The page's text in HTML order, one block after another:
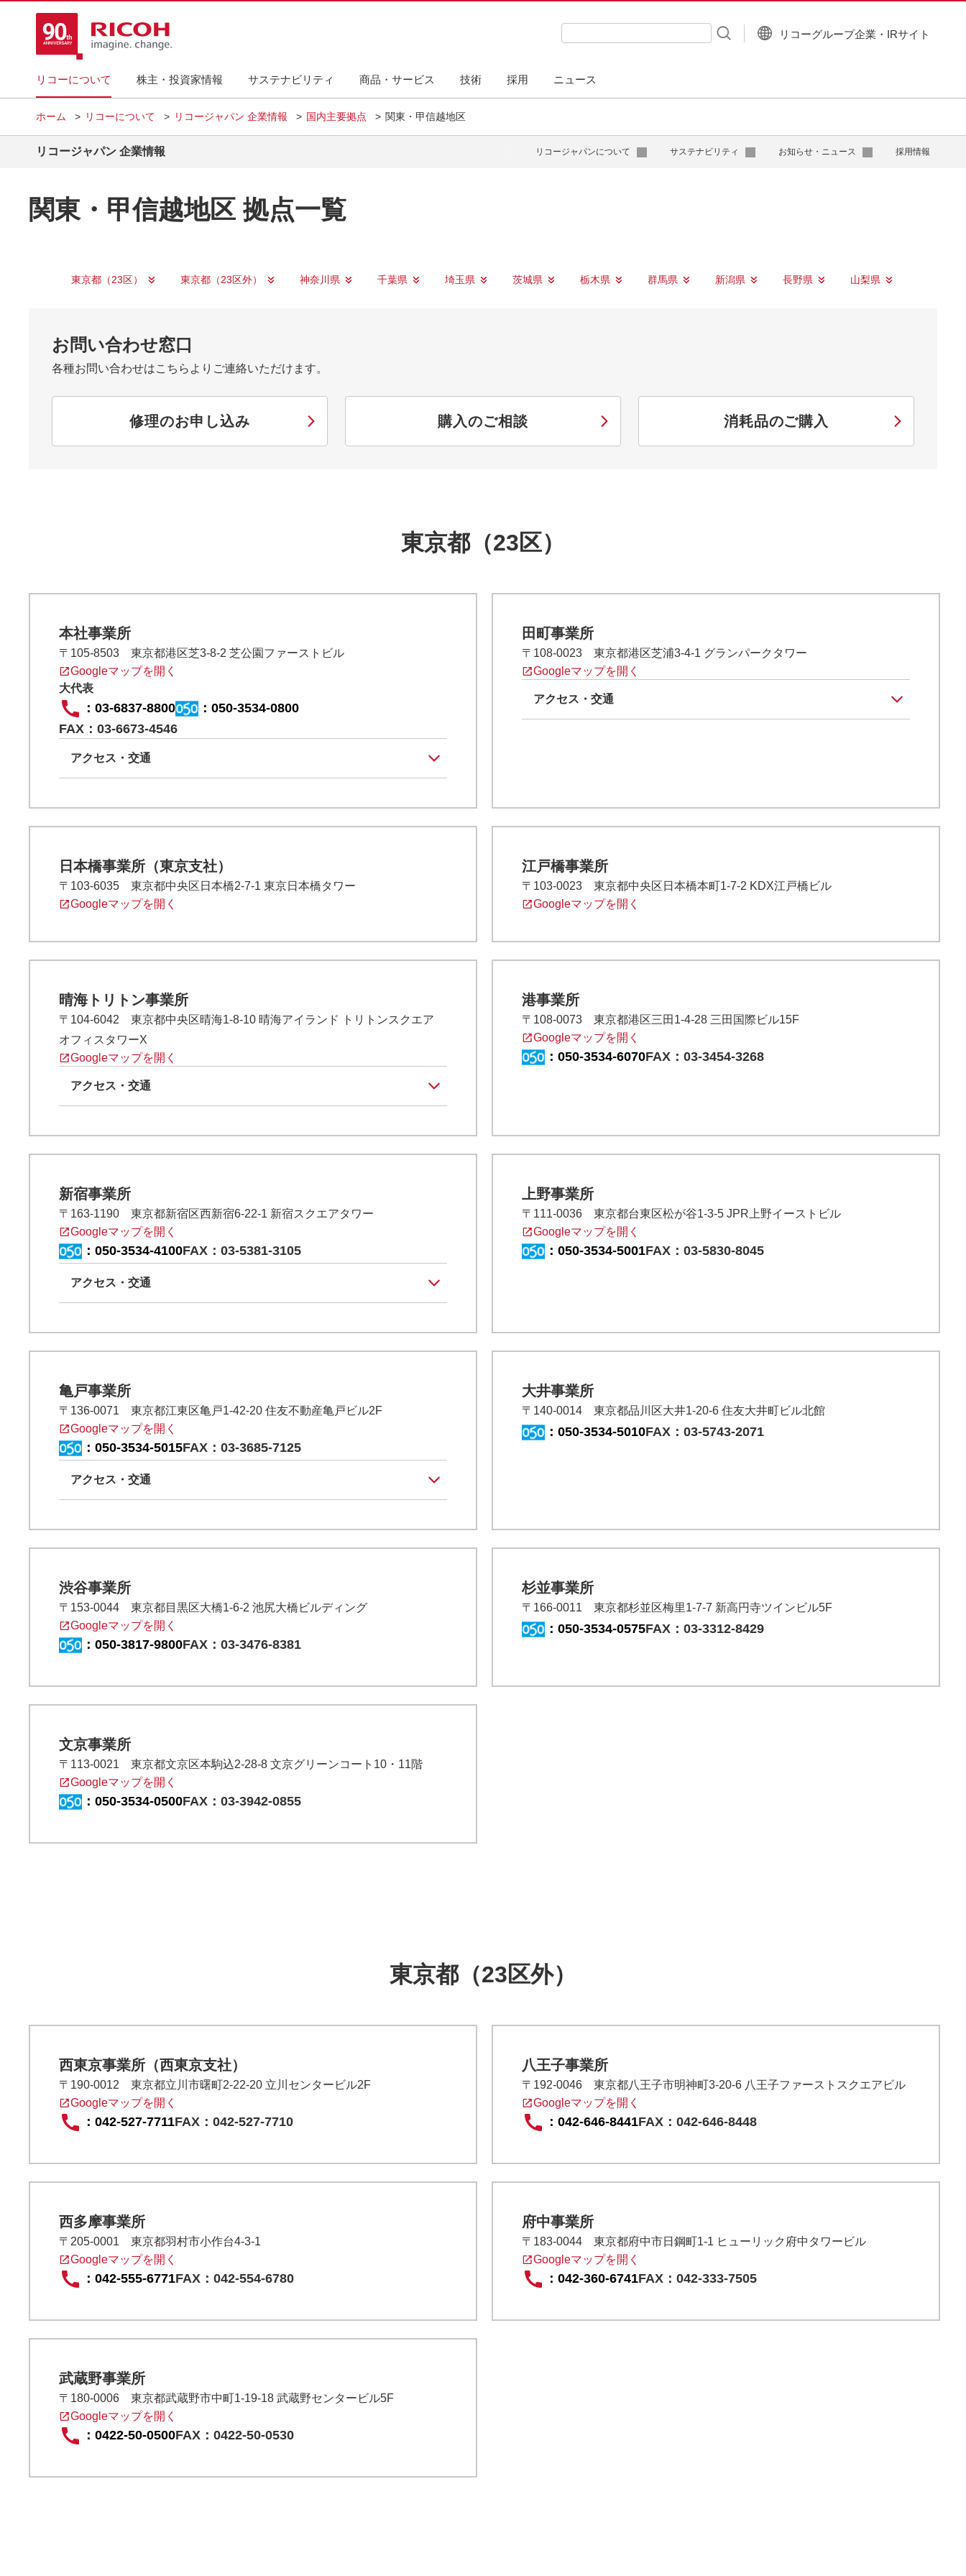
リコーについて 株主・投資家情報 サステナビリティ 商品・サービス 技術 採用 ニュース
検索キーワード入力
リコーグループ企業・IRサイト
ホーム リコーについて リコージャパン 企業情報 国内主要拠点 関東・甲信越地区
リコージャパン 企業情報 リコージャパンについて サステナビリティ お知らせ・ニュース 採用情報
関東・甲信越地区 拠点一覧
東京都（23区） 東京都（23区外） 神奈川県 千葉県 埼玉県 茨城県 栃木県 群馬県 新潟県 長野県 山梨県
お問い合わせ窓口
各種お問い合わせはこちらよりご連絡いただけます。
修理のお申し込み 購入のご相談 消耗品のご購入
東京都（23区）
本社事業所
〒105-8503 東京都港区芝3-8-2 芝公園ファーストビル
Googleマップを開く
大代表
： 03-6837-8800 ： 050-3534-0800
FAX：03-6673-4546
アクセス・交通
田町事業所
〒108-0023 東京都港区芝浦3-4-1 グランパークタワー
Googleマップを開く
アクセス・交通
日本橋事業所（東京支社）
〒103-6035 東京都中央区日本橋2-7-1 東京日本橋タワー
Googleマップを開く
江戸橋事業所
〒103-0023 東京都中央区日本橋本町1-7-2 KDX江戸橋ビル
Googleマップを開く
晴海トリトン事業所
〒104-6042 東京都中央区晴海1-8-10 晴海アイランド トリトンスクエア
オフィスタワーX
Googleマップを開く
アクセス・交通
港事業所
〒108-0073 東京都港区三田1-4-28 三田国際ビル15F
Googleマップを開く
： 050-3534-6070FAX：03-3454-3268
新宿事業所
〒163-1190 東京都新宿区西新宿6-22-1 新宿スクエアタワー
Googleマップを開く
： 050-3534-4100FAX：03-5381-3105
アクセス・交通
上野事業所
〒111-0036 東京都台東区松が谷1-3-5 JPR上野イーストビル
Googleマップを開く
： 050-3534-5001FAX：03-5830-8045
亀戸事業所
〒136-0071 東京都江東区亀戸1-42-20 住友不動産亀戸ビル2F
Googleマップを開く
： 050-3534-5015FAX：03-3685-7125
アクセス・交通
大井事業所
〒140-0014 東京都品川区大井1-20-6 住友大井町ビル北館
： 050-3534-5010FAX：03-5743-2071
渋谷事業所
〒153-0044 東京都目黒区大橋1-6-2 池尻大橋ビルディング
Googleマップを開く
： 050-3817-9800FAX：03-3476-8381
杉並事業所
〒166-0011 東京都杉並区梅里1-7-7 新高円寺ツインビル5F
： 050-3534-0575FAX：03-3312-8429
文京事業所
〒113-0021 東京都文京区本駒込2-28-8 文京グリーンコート10・11階
Googleマップを開く
： 050-3534-0500FAX：03-3942-0855
東京都（23区外）
西東京事業所（西東京支社）
〒190-0012 東京都立川市曙町2-22-20 立川センタービル2F
Googleマップを開く
： 042-527-7711FAX：042-527-7710
八王子事業所
〒192-0046 東京都八王子市明神町3-20-6 八王子ファーストスクエアビル
Googleマップを開く
： 042-646-8441FAX：042-646-8448
西多摩事業所
〒205-0001 東京都羽村市小作台4-3-1
Googleマップを開く
： 042-555-6771FAX：042-554-6780
府中事業所
〒183-0044 東京都府中市日鋼町1-1 ヒューリック府中タワービル
Googleマップを開く
： 042-360-6741FAX：042-333-7505
武蔵野事業所
〒180-0006 東京都武蔵野市中町1-19-18 武蔵野センタービル5F
Googleマップを開く
： 0422-50-0500FAX：0422-50-0530